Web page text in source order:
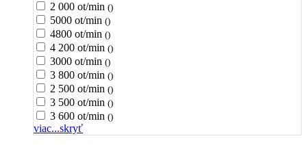
2 000 ot/min ()
5000 ot/min ()
4800 ot/min ()
4 200 ot/min ()
3000 ot/min ()
3 800 ot/min ()
2 500 ot/min ()
3 500 ot/min ()
3 600 ot/min ()
viac...skryť